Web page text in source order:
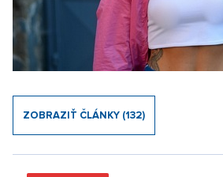
ZOBRAZIŤ ČLÁNKY (132)